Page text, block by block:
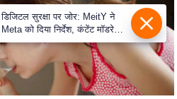
डिजिटल सुरक्षा पर जोर: MeitY ने
Meta को दिया निर्देश, कंटेंट मॉडरेशन
मजबूत करे